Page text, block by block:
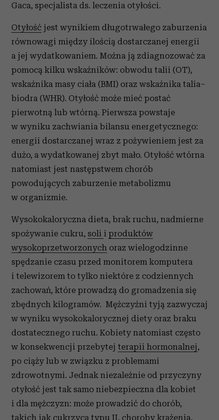
Gaca, specjalista ds. leczenia otyłości.
Otyłość jest wynikiem długotrwałego zaburzenia
równowagi między ilością dostarczanej energii
a jej wydatkowaniem. Można ją zdiagnozować za
pomocą kilku wskaźników: obwodu talii (OT),
wskaźnika masy ciała (BMI) oraz wskaźnika talia–
biodra (WHR). Otyłość może mieć postać
pierwotną lub wtórną. Pierwsza powstaje
w wyniku zachwiania bilansu energetycznego:
energii dostarczanej wraz z pożywieniem jest za
dużo, a wydatkowanej zbyt mało. Otyłość wtórna
natomiast jest następstwem chorób
powodujących zaburzenie metabolizmu
w organizmie.
Wysokokaloryczna dieta, brak ruchu, nadmierne
spożywanie cukru, soli i produktów
wysokoprzetworzonych oraz wielogodzinne
spędzanie czasu przed monitorem komputera
i telewizorem to tylko niektóre z codziennych
zachowań, które prowadzą do gromadzenia się
zbędnych kilogramów. Mężczyźni tyją zazwyczaj
w wyniku wysokokalorycznej diety oraz braku
dostatecznego ruchu. Kobiety natomiast często
w konsekwencji przebytej terapii hormonalnej,
po ciąży lub w związku z problemami
zdrowotnymi. Jednak niezależnie od przyczyny
otyłość jest tak samo niebezpieczna dla kobiet
i dla mężczyzn: może prowadzić do chorób,
takich jak cukrzyca typu II, choroby krążenia,